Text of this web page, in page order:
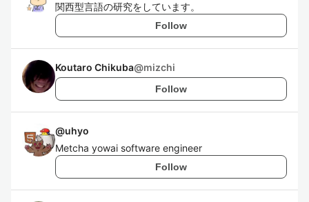
関西型言語の研究をしています。
Follow
Koutaro Chikuba@mizchi
Follow
@uhyo
Metcha yowai software engineer
Follow